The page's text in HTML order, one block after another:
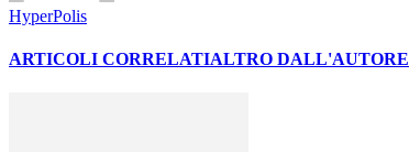
HyperPolis
ARTICOLI CORRELATIALTRO DALL'AUTORE